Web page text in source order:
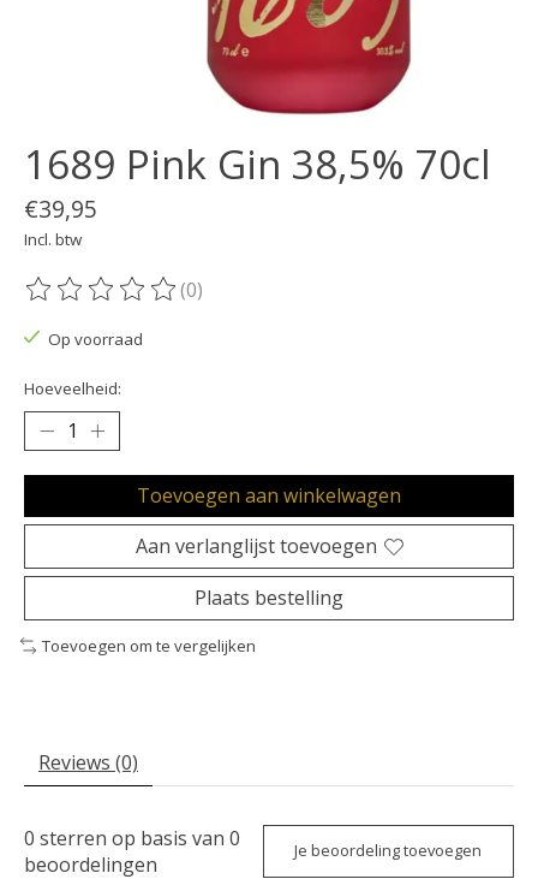
1689 Pink Gin 38,5% 70cl
€39,95
Incl. btw
De beoordeling van dit product is
(0)
Op voorraad
Hoeveelheid:
Toevoegen aan winkelwagen
Aan verlanglijst toevoegen
Plaats bestelling
Toevoegen om te vergelijken
Reviews (0)
0 sterren op basis van 0
beoordelingen
Je beoordeling toevoegen